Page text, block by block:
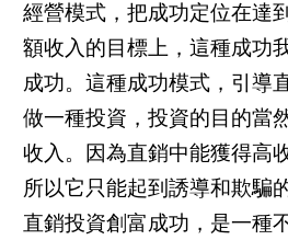
經營模式，把成功定位在達
額收入的目標上，這種成功
成功。這種成功模式，引導
做一種投資，投資的目的當
收入。因為直銷中能獲得高
所以它只能起到誘導和欺騙
直銷投資創富成功，是一種